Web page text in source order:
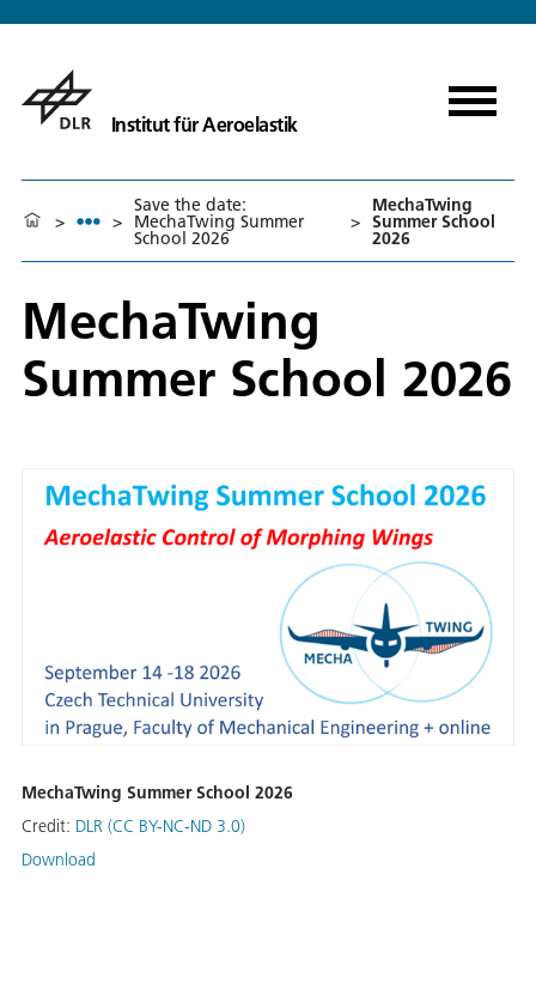
Institut für Aeroelastik
> >
Save the date:
MechaTwing Summer
School 2026
>
MechaTwing
Summer School
2026
MechaTwing
Summer School 2026
MechaTwing Summer School 2026
Credit: DLR (CC BY-NC-ND 3.0)
Download